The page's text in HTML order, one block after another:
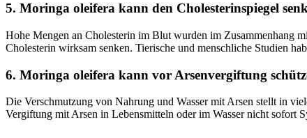
5. Moringa oleifera kann den Cholesterinspiegel
Hohe Mengen an Cholesterin im Blut wurden im Zusammenhang
Cholesterin wirksam senken. Tierische und menschliche Studien
6. Moringa oleifera kann vor Arsenvergiftung
Die Verschmutzung von Nahrung und Wasser mit Arsen stellt in
Vergiftung mit Arsen in Lebensmitteln oder im Wasser nicht sofort